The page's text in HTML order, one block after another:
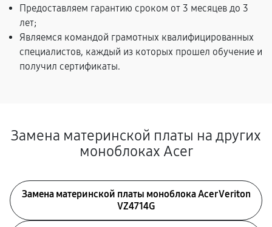
Предоставляем гарантию сроком от 3 месяцев до 3
лет;
Являемся командой грамотных квалифицированных
специалистов, каждый из которых прошел обучение и
получил сертификаты.
Замена материнской платы на других
моноблоках Acer
Замена материнской платы моноблока Acer Veriton
VZ4714G